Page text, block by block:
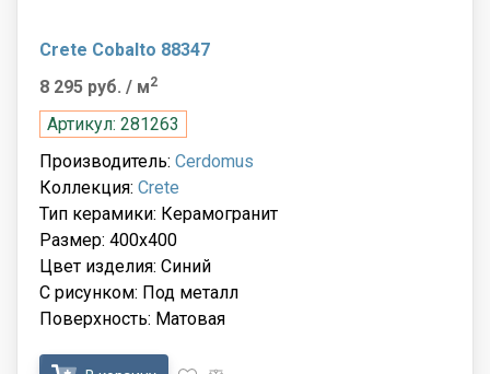
Crete Cobalto 88347
8 295 руб. / м2
Артикул: 281263
Производитель: Cerdomus
Коллекция: Crete
Тип керамики: Керамогранит
Размер: 400x400
Цвет изделия: Синий
С рисунком: Под металл
Поверхность: Матовая